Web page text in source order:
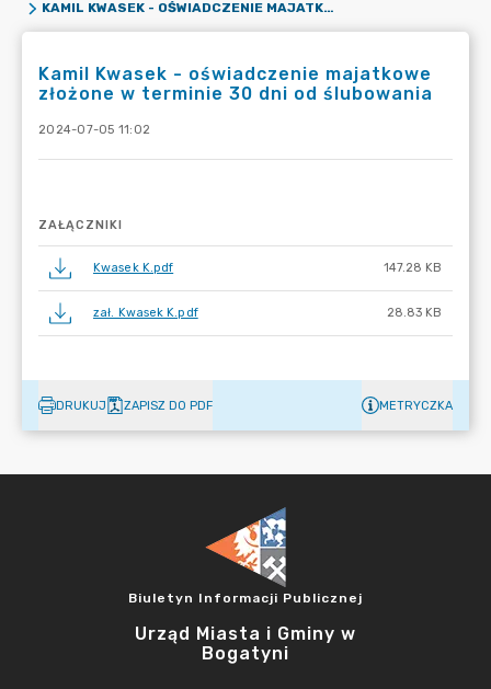
KAMIL KWASEK - OŚWIADCZENIE MAJATKOWE ZŁOŻONE W TERMINIE 30 DNI OD ŚLUBOWANIA
Kamil Kwasek - oświadczenie majatkowe
złożone w terminie 30 dni od ślubowania
2024-07-05 11:02
ZAŁĄCZNIKI
Kwasek K.pdf 147.28 KB
zał. Kwasek K.pdf 28.83 KB
DRUKUJ ZAPISZ DO PDF METRYCZKA
Biuletyn Informacji Publicznej
Urząd Miasta i Gminy w
Bogatyni